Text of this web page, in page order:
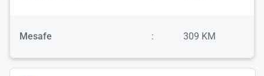
Mesafe : 309 KM